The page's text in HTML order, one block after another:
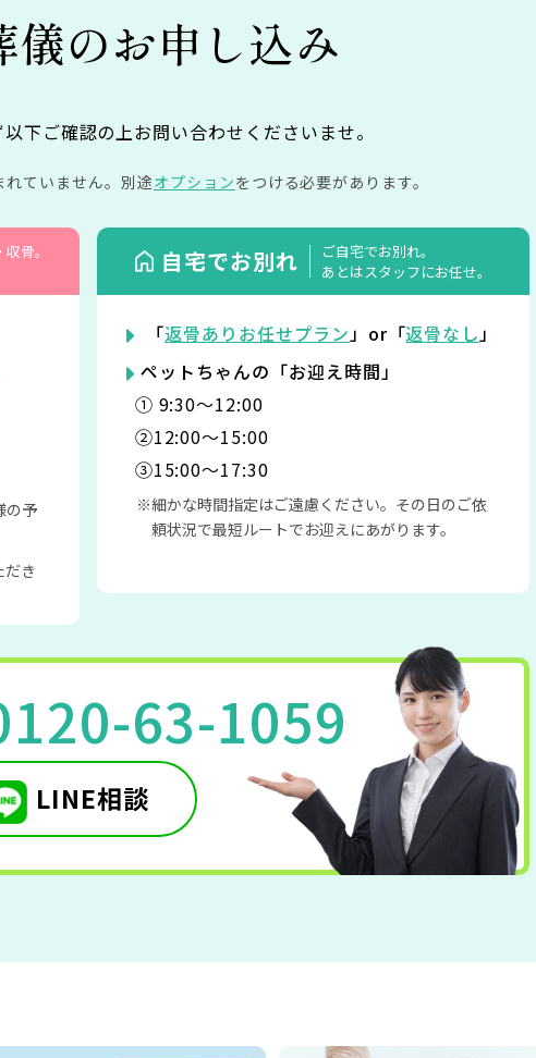
儀のお申し込み
下ご確認の上お問い合わせくださいませ。
ていません。 別途オプションをつける必要があります。
骨。
の予
き
自宅でお別れ
ご自宅でお別れ。
あとはスタッフにお任せ。
「返骨ありお任せプラン」or「返骨なし」
ペットちゃんの「お迎え時間」
① 9:30〜12:00
②12:00〜15:00
③15:00〜17:30
細かな時間指定はご遠慮ください。その日のご依
頼状況で最短ルートでお迎えにあがります。
63-1059
LINE相談